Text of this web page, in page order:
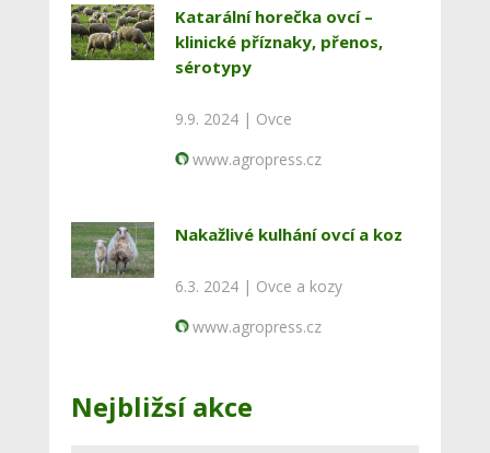
Katarální horečka ovcí –
klinické příznaky, přenos,
sérotypy
9.9. 2024 | Ovce
www.agropress.cz
Nakažlivé kulhání ovcí a koz
6.3. 2024 | Ovce a kozy
www.agropress.cz
Nejbližsí akce